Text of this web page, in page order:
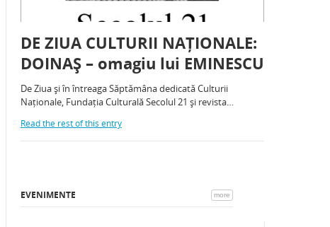
DE ZIUA CULTURII NAȚIONALE:
DOINAȘ – omagiu lui EMINESCU
De Ziua și în întreaga Săptămâna dedicată Culturii
Naționale, Fundația Culturală Secolul 21 și revista…
Read the rest of this entry
EVENIMENTE more